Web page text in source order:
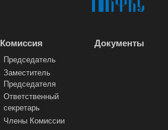
Комиссия
Председатель
Заместитель
Председателя
Ответственный
секретарь
Члены Комиссии
Документы